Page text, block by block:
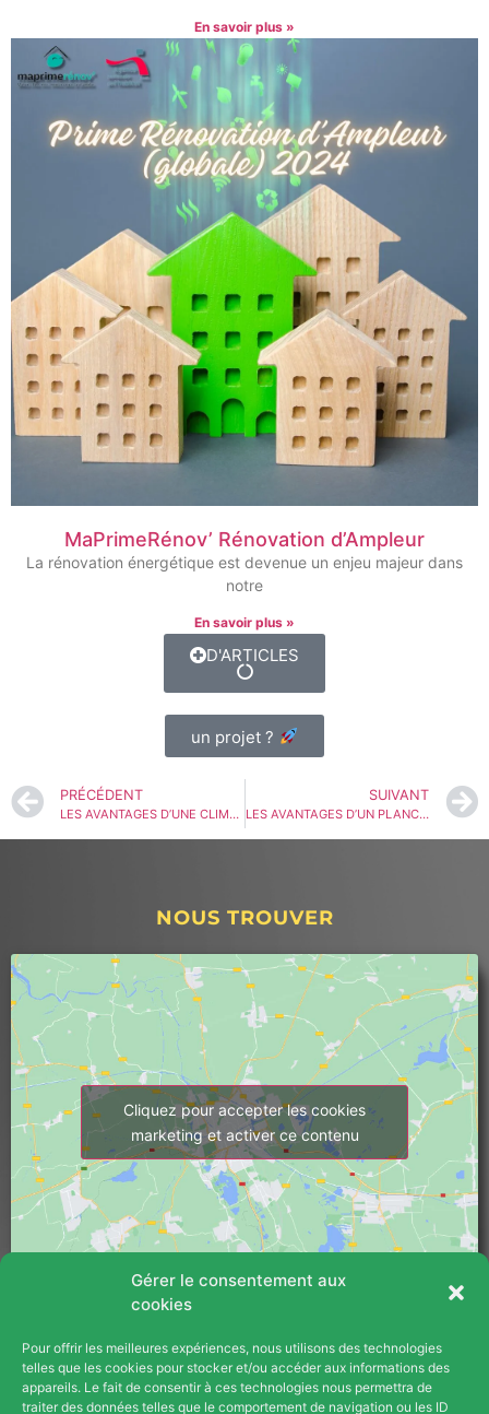
Gérer le consentement aux
cookies
Pour offrir les meilleures expériences, nous utilisons des technologies
telles que les cookies pour stocker et/ou accéder aux informations des
appareils. Le fait de consentir à ces technologies nous permettra de
traiter des données telles que le comportement de navigation ou les ID
En savoir plus »
MaPrimeRénov’ Rénovation d’Ampleur
La rénovation énergétique est devenue un enjeu majeur dans
notre
En savoir plus »
D'ARTICLES
un projet ?
PRÉCÉDENT
LES AVANTAGES D’UNE CLIMATISATION RÉVERSIBLE
SUIVANT
LES AVANTAGES D’UN PLANCHER CHAUFFANT
NOUS TROUVER
Cliquez pour accepter les cookies
marketing et activer ce contenu
PLAN DU SITE
Blog